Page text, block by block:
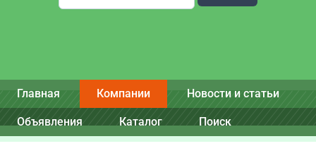
Главная Компании Новости и статьи
Объявления Каталог Поиск